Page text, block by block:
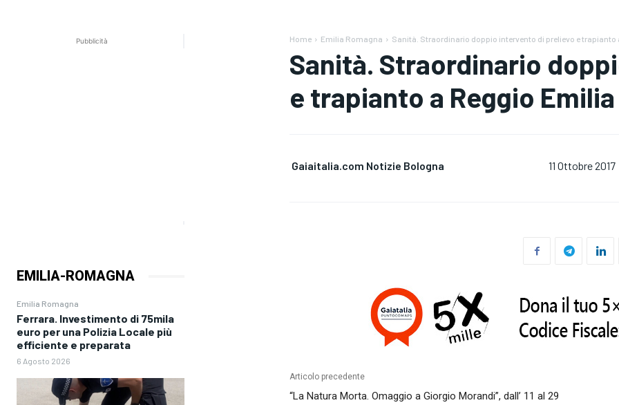
Pubblicità
EMILIA-ROMAGNA
Emilia Romagna
Ferrara. Investimento di 75mila
euro per una Polizia Locale più
efficiente e preparata
6 Agosto 2026
Home Emilia Romagna Sanità. Straordinario doppio intervento di prelievo e trapianto
Sanità. Straordinario
e trapianto a Reggio Emilia
Gaiaitalia.com Notizie Bologna 11 Ottobre 2017
Articolo precedente
“La Natura Morta. Omaggio a Giorgio Morandi”, dall’ 11 al 29